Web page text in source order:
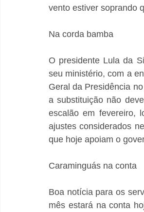
vento estiver soprando
Na corda bamba
O presidente Lula da
seu ministério, com a
Geral da Presidência
a substituição não
escalão em fevereiro,
ajustes considerados
que hoje apoiam o
Caraminguás na conta
Boa notícia para os
mês estará na conta